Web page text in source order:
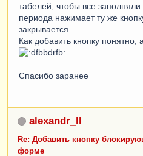
табелей, чтобы все
периода нажимает ту же
закрывается.
Как добавить кнопку понятно,
Спасибо заранее
alexandr_ll
Re: Добавить кнопку
форме